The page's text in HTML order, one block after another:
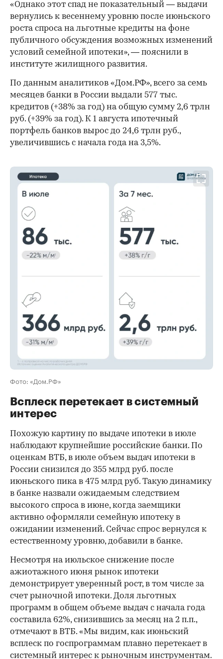
«Однако этот спад не показательный — выдачи
вернулись к весеннему уровню после июньского
роста спроса на льготные кредиты на фоне
публичного обсуждения возможных изменений
условий семейной ипотеки», — пояснили в
институте жилищного развития.
По данным аналитиков «Дом.РФ», всего за семь
месяцев банки в России выдали 577 тыс.
кредитов (+38% за год) на общую сумму 2,6 трлн
руб. (+39% за год). К 1 августа ипотечный
портфель банков вырос до 24,6 трлн руб.,
увеличившись с начала года на 3,5%.
Фото: «Дом.РФ»
Всплеск перетекает в системный
интерес
Похожую картину по выдаче ипотеки в июле
наблюдают крупнейшие российские банки. По
оценкам ВТБ, в июле объем выдач ипотеки в
России снизился до 355 млрд руб. после
июньского пика в 475 млрд руб. Такую динамику
в банке назвали ожидаемым следствием
высокого спроса в июне, когда заемщики
активно оформляли семейную ипотеку в
ожидании изменений. Сейчас спрос вернулся к
естественному уровню, добавили в банке.
Несмотря на июльское снижение после
ажиотажного июня рынок ипотеки
демонстрирует уверенный рост, в том числе за
счет рыночной ипотеки. Доля льготных
программ в общем объеме выдач с начала года
составила 62%, снизившись за месяц на 2 п.п.,
отмечают в ВТБ. «Мы видим, как июньский
всплеск по госпрограммам плавно перетекает в
системный интерес к рыночным инструментам.